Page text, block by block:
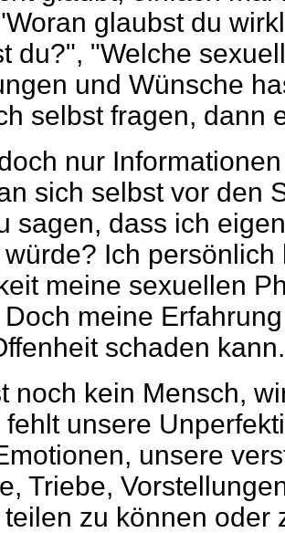
glaubst du
du?", "Welche
und Wünsche
selbst fragen, dann
nur
sich selbst vor den
sagen, dass ich
Ich
meine sexuellen
meine
schaden kann.
noch kein Mensch,
unsere
unsere
Triebe,
zu können oder